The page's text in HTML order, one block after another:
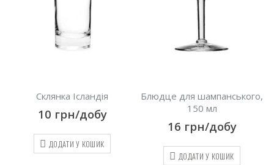
Склянка Ісландія
10 грн/добу
ДОДАТИ У КОШИК
Блюдце для шампанського,
150 мл
16 грн/добу
ДОДАТИ У КОШИК